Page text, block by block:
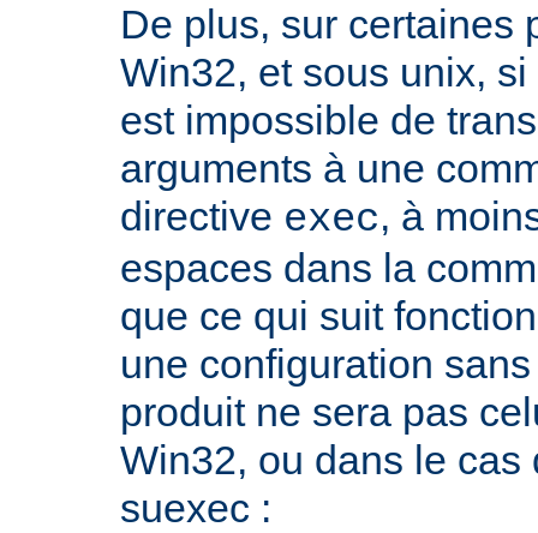
De plus, sur certaines
Win32, et sous unix,
est impossible de
arguments à une
directive exec, à
espaces dans la
que ce qui suit
une configuration
produit ne sera pas
Win32, ou dans le cas
suexec :